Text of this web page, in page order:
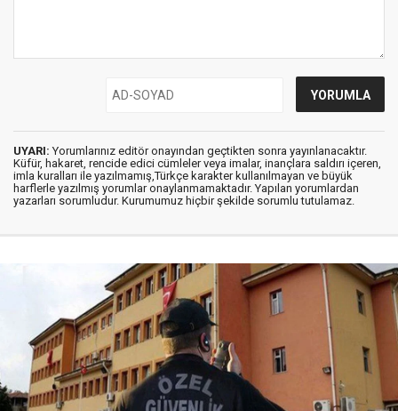
UYARI: Yorumlarınız editör onayından geçtikten sonra yayınlanacaktır.
Küfür, hakaret, rencide edici cümleler veya imalar, inançlara saldırı içeren,
imla kuralları ile yazılmamış,Türkçe karakter kullanılmayan ve büyük
harflerle yazılmış yorumlar onaylanmamaktadır. Yapılan yorumlardan
yazarları sorumludur. Kurumumuz hiçbir şekilde sorumlu tutulamaz.